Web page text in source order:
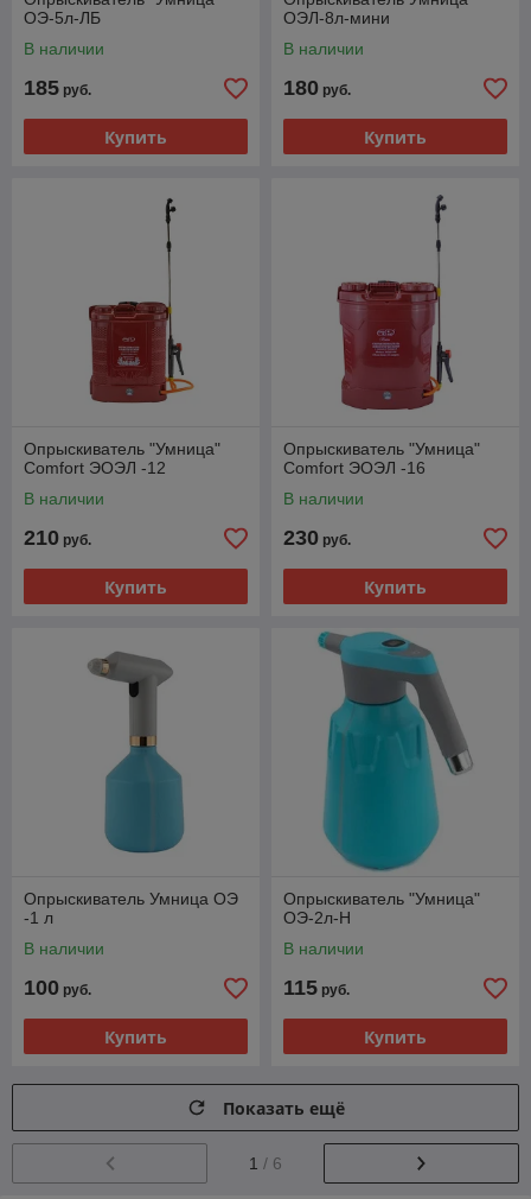
ОЭ-5л-ЛБ
В наличии
185 руб.
Купить
ОЭЛ-8л-мини
В наличии
180 руб.
Купить
Опрыскиватель "Умница"
Comfort ЭОЭЛ -12
В наличии
210 руб.
Купить
Опрыскиватель "Умница"
Comfort ЭОЭЛ -16
В наличии
230 руб.
Купить
Опрыскиватель Умница ОЭ
-1 л
В наличии
100 руб.
Купить
Опрыскиватель "Умница"
ОЭ-2л-Н
В наличии
115 руб.
Купить
Показать ещё
1 / 6